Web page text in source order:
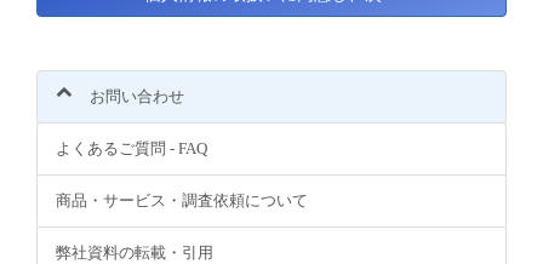
お問い合わせ
よくあるご質問 - FAQ
商品・サービス・調査依頼について
弊社資料の転載・引用